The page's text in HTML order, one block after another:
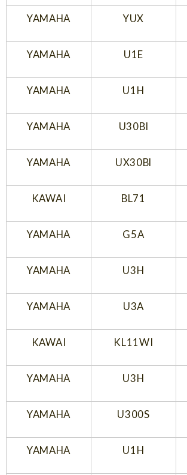
YAMAHA YUX
YAMAHA U1E
YAMAHA U1H
YAMAHA U30Bl
YAMAHA UX30Bl
KAWAI BL71
YAMAHA G5A
YAMAHA U3H
YAMAHA U3A
KAWAI KL11WI
YAMAHA U3H
YAMAHA U300S
YAMAHA U1H